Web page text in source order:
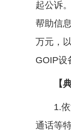
起公诉
帮助信
万元，
GOIP设
【典
1.依法
通话等